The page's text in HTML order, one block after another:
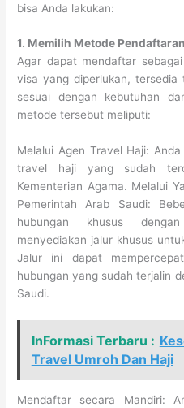
bisa Anda lakukan:
1. Memilih Metode Pendaftaran
Agar dapat mendaftar
visa yang diperlukan,
sesuai dengan kebutuhan
metode tersebut meliputi:
Melalui Agen Travel Haji:
travel haji yang sudah
Kementerian Agama. Melalui
Pemerintah Arab Saudi:
hubungan khusus
menyediakan jalur khusus
Jalur ini dapat
hubungan yang sudah terjalin
Saudi.
InFormasi Terbaru :
Travel Umroh Dan Haji
Mendaftar secara Mandiri: